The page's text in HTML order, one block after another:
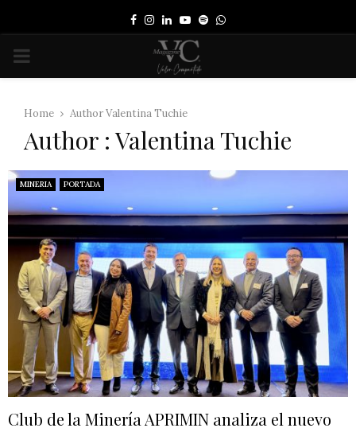
Facebook
Instagram
LinkedinYoutube
SpotifyWhatsapp
PRIMARY
Home AuthorValentina Tuchie
Author :Valentina Tuchie
MINERIA PORTADA
Club de la Minería APRIMIN analiza el nuevo